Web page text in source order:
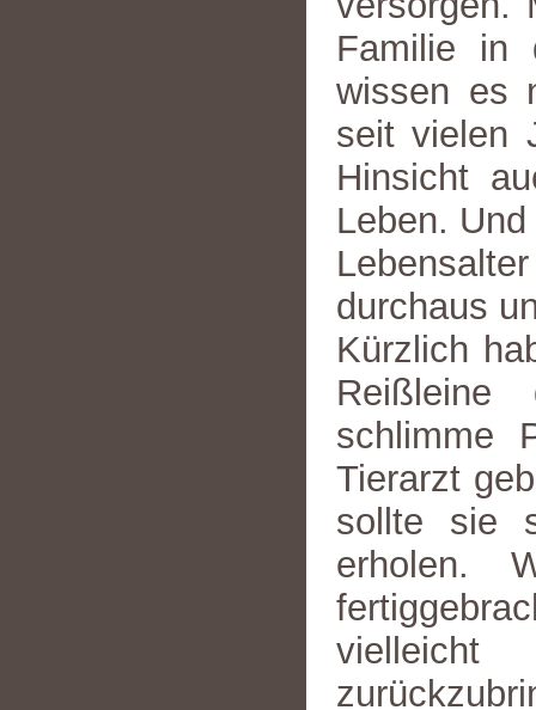
Familie in
wissen es
seit vielen
Hinsicht
Leben.
durchaus
Kürzlich
schlimme
Tierarzt
sollte sie
erholen.